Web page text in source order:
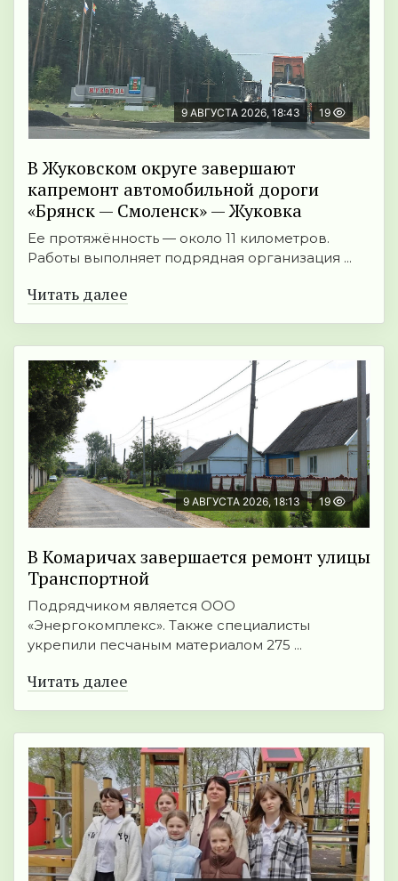
9 АВГУСТА 2026, 18:43 19
В Жуковском округе завершают
капремонт автомобильной дороги
«Брянск — Смоленск» — Жуковка
Ее протяжённость — около 11 километров.
Работы выполняет подрядная организация ...
Читать далее
9 АВГУСТА 2026, 18:13 19
В Комаричах завершается ремонт улицы
Транспортной
Подрядчиком является ООО
«Энергокомплекс». Также специалисты
укрепили песчаным материалом 275 ...
Читать далее